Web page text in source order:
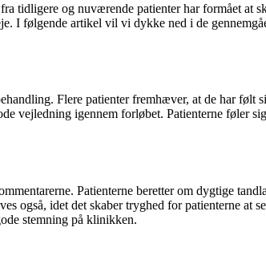
og nuværende patienter har formået at
I følgende artikel vil vi dykke ned i de
Flere patienter fremhæver, at de har følt
vejledning igennem forløbet. Patienterne føler
Patienterne beretter om dygtige
også, idet det skaber tryghed for patienterne at
stemning på klinikken.